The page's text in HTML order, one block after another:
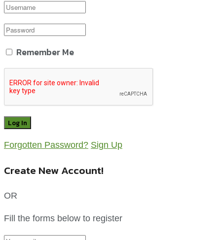
Remember Me
Forgotten Password? Sign Up
Create New Account!
OR
Fill the forms below to register